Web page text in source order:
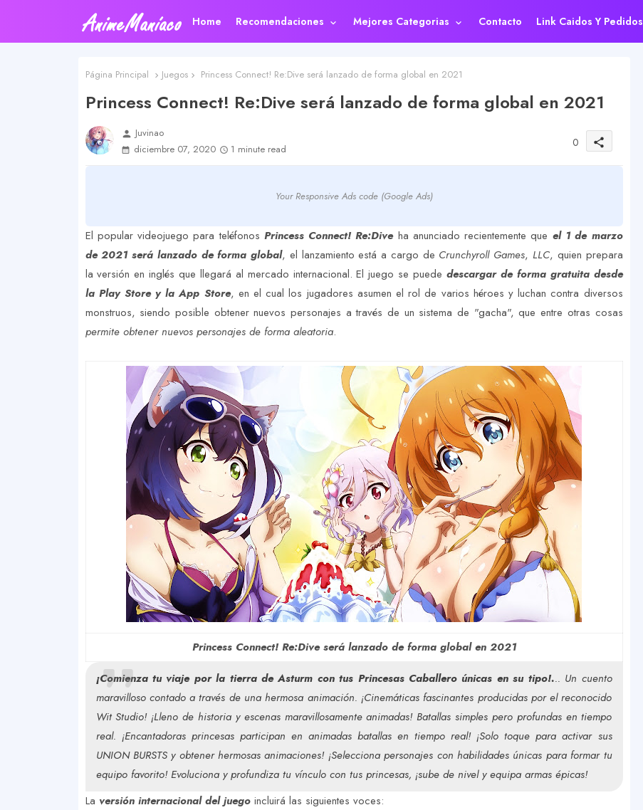
Home Recomendaciones Mejores Categorias Contacto Link Caidos Y Pedidos
Página Principal Juegos Princess Connect! Re:Dive será lanzado de forma global en 2021
Princess Connect! Re:Dive será lanzado de forma global en 2021
person Juvinao
diciembre 07, 2020
1 minute read 0 share
Your Responsive Ads code (Google Ads)
El popular videojuego para teléfonos Princess Connect! Re:Dive ha anunciado recientemente que el 1 de marzo
de 2021 será lanzado de forma global, el lanzamiento está a cargo de Crunchyroll Games, LLC, quien prepara
la versión en inglés que llegará al mercado internacional. El juego se puede descargar de forma gratuita desde
la Play Store y la App Store, en el cual los jugadores asumen el rol de varios héroes y luchan contra diversos
monstruos, siendo posible obtener nuevos personajes a través de un sistema de "gacha", que entre otras cosas
permite obtener nuevos personajes de forma aleatoria.
Princess Connect! Re:Dive será lanzado de forma global en 2021
¡Comienza tu viaje por la tierra de Asturm con tus Princesas Caballero únicas en su tipo!... Un cuento
maravilloso contado a través de una hermosa animación. ¡Cinemáticas fascinantes producidas por el reconocido
Wit Studio! ¡Lleno de historia y escenas maravillosamente animadas! Batallas simples pero profundas en tiempo
real. ¡Encantadoras princesas participan en animadas batallas en tiempo real! ¡Solo toque para activar sus
UNION BURSTS y obtener hermosas animaciones! ¡Selecciona personajes con habilidades únicas para formar tu
equipo favorito! Evoluciona y profundiza tu vínculo con tus princesas, ¡sube de nivel y equipa armas épicas!
La versión internacional del juego incluirá las siguientes voces: